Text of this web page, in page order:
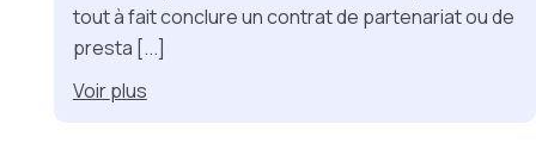
tout à fait conclure un contrat de partenariat ou de
presta [...]
Voirplus